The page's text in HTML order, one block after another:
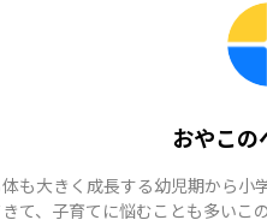
おやこの
も大きく成長する幼児期から小
て、子育てに悩むことも多いこ